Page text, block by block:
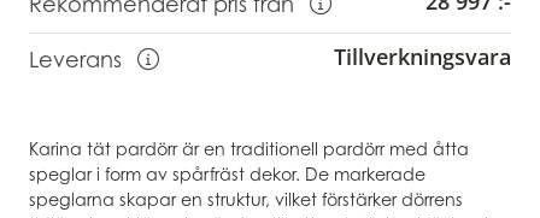
Visa information om
Leverans
Tillverkningsvara
Karina tät pardörr är en traditionell pardörr med åtta
speglar i form av spårfräst dekor. De markerade
speglarna skapar en struktur, vilket förstärker dörrens